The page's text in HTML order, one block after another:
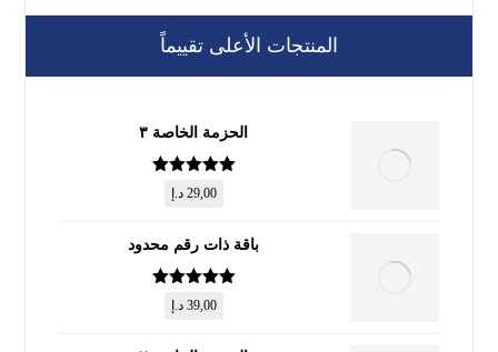
المنتجات الأعلى تقييماً
الحزمة الخاصة ٣
تم التقييم
من 5
29,00 د.إ
باقة ذات رقم محدود
تم التقييم
من 5
39,00 د.إ